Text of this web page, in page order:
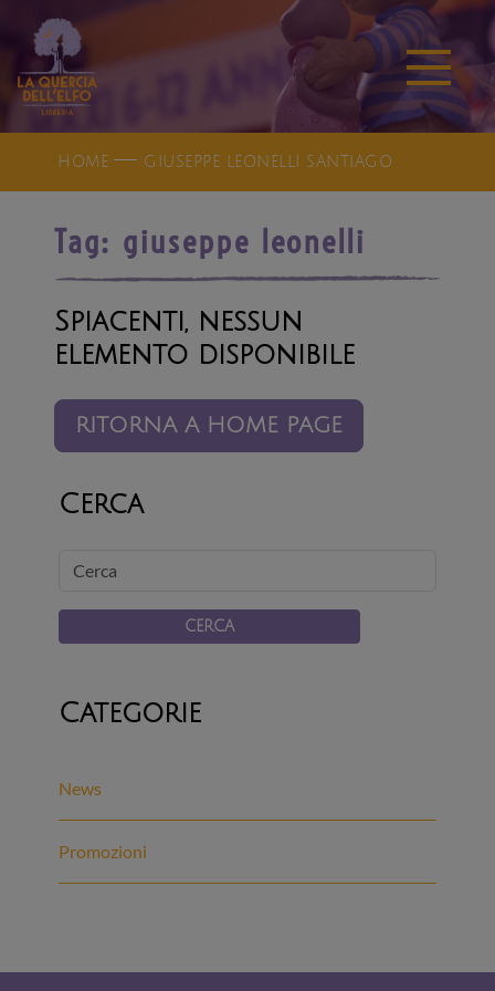
HOME GIUSEPPE LEONELLI SANTIAGO
Tag: giuseppe leonelli
Spiacenti, nessun
elemento disponibile
RITORNA A HOME PAGE
Cerca
Cerca
CERCA
Categorie
News
Promozioni